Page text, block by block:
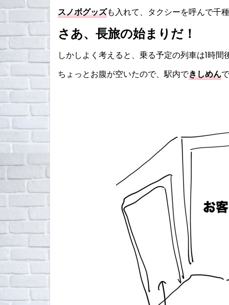
スノボグッズも入れて、タクシーを呼んで千
さあ、長旅の始まりだ！
しかしよく考えると、乗る予定の列車は1時間
ちょっとお腹が空いたので、駅内できしめん